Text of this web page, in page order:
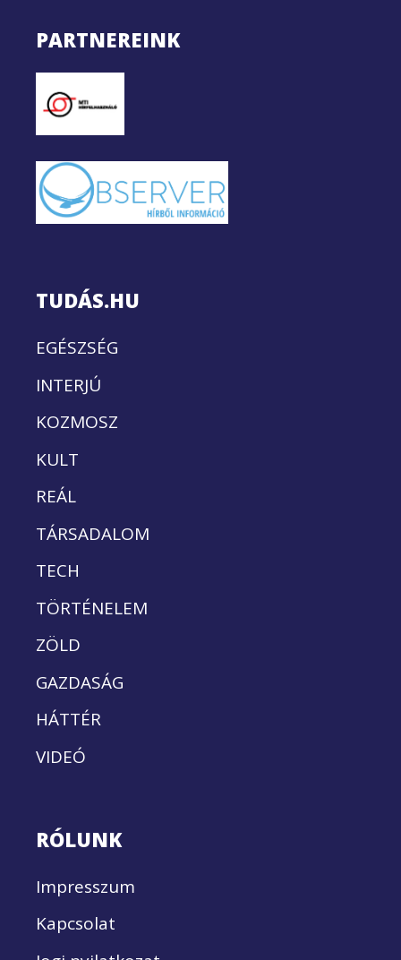
PARTNEREINK
TUDÁS.HU
EGÉSZSÉG
INTERJÚ
KOZMOSZ
KULT
REÁL
TÁRSADALOM
TECH
TÖRTÉNELEM
ZÖLD
GAZDASÁG
HÁTTÉR
VIDEÓ
RÓLUNK
Impresszum
Kapcsolat